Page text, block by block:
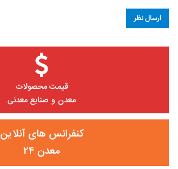
قیمت محصولات
معدن و صنایع معدنی
کنفرانس های آنلاین
معدن ۲۴